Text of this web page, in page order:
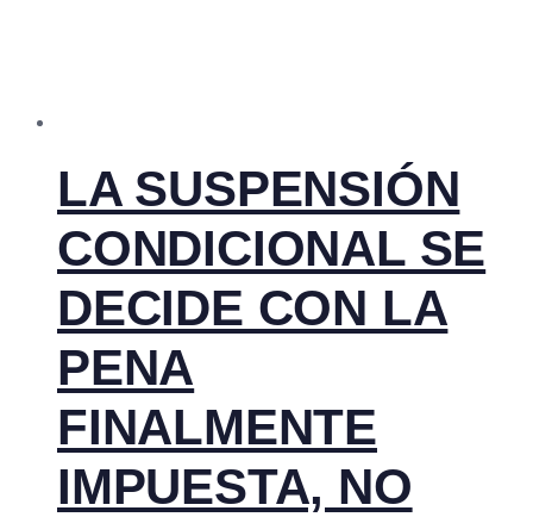
LA SUSPENSIÓN
CONDICIONAL SE
DECIDE CON LA
PENA
FINALMENTE
IMPUESTA, NO